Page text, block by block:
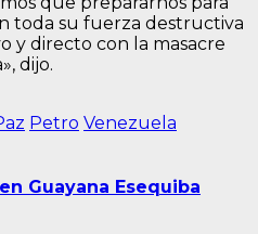
toda su fuerza destructiva
y directo con la masacre
dijo.
Petro Venezuela
Guayana Esequiba